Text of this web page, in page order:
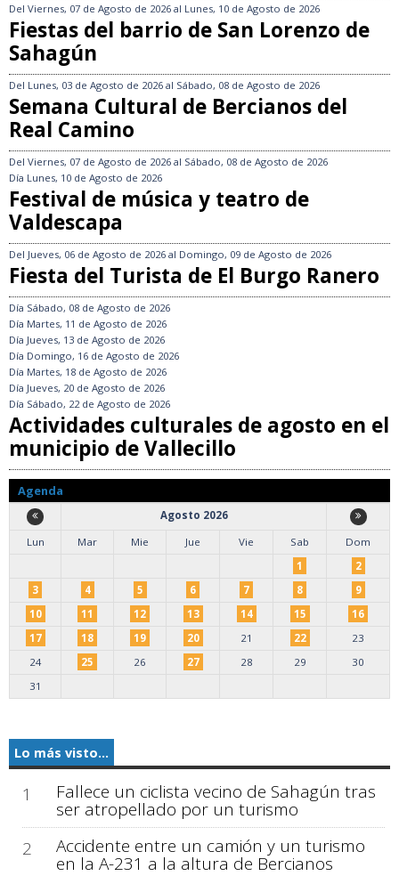
Del Viernes, 07 de Agosto de 2026 al Lunes, 10 de Agosto de 2026
Fiestas del barrio de San Lorenzo de
Sahagún
Del Lunes, 03 de Agosto de 2026 al Sábado, 08 de Agosto de 2026
Semana Cultural de Bercianos del
Real Camino
Del Viernes, 07 de Agosto de 2026 al Sábado, 08 de Agosto de 2026
Día Lunes, 10 de Agosto de 2026
Festival de música y teatro de
Valdescapa
Del Jueves, 06 de Agosto de 2026 al Domingo, 09 de Agosto de 2026
Fiesta del Turista de El Burgo Ranero
Día Sábado, 08 de Agosto de 2026
Día Martes, 11 de Agosto de 2026
Día Jueves, 13 de Agosto de 2026
Día Domingo, 16 de Agosto de 2026
Día Martes, 18 de Agosto de 2026
Día Jueves, 20 de Agosto de 2026
Día Sábado, 22 de Agosto de 2026
Actividades culturales de agosto en el
municipio de Vallecillo
Agenda
Agosto 2026
Lun
Mar Mie Jue Vie Sab
Dom
1
2
3
4 5 6 7 8
9
10
11 12 13 14 15
16
17
18 19 20 21 22
23
24
25 26 27 28 29
30
31
Lo más visto...
1 Fallece un ciclista vecino de Sahagún tras
ser atropellado por un turismo
2
Accidente entre un camión y un turismo
en la A-231 a la altura de Bercianos